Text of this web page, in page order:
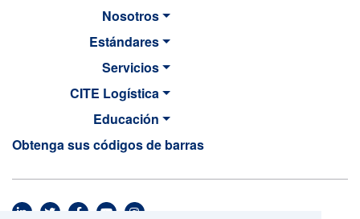
Nosotros
Estándares
Servicios
CITE Logística
Educación
Obtenga sus códigos de barras